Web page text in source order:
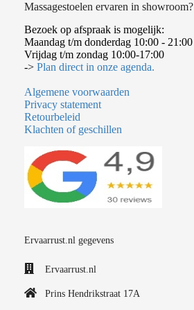
Massagestoelen ervaren in showroom?
Bezoek op afspraak is mogelijk:
Maandag t/m donderdag 10:00 - 21:00
Vrijdag t/m zondag 10:00-17:00
-> Plan direct in onze agenda.
Algemene voorwaarden
Privacy statement
Retourbeleid
Klachten of geschillen
Ervaarrust.nl gegevens
Ervaarrust.nl
Prins Hendrikstraat 17A